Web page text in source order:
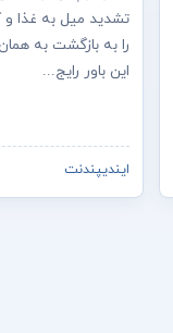
تشدید میل به غذا
را به بازگشت به
این باور رایج...
ایندیپندنت